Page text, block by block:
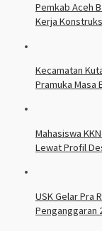
Pemkab Aceh
Kerja
Kecamatan
Pramuka Masa
Mahasiswa
Lewat Profil
USK Gelar Pra
Penganggaran